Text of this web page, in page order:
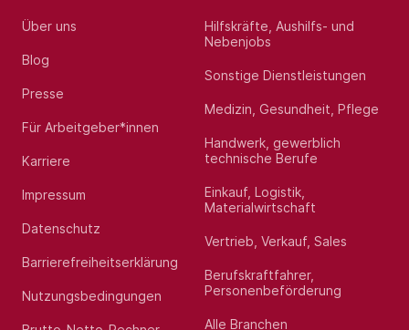
Über uns
Blog
Presse
Für Arbeitgeber*innen
Karriere
Impressum
Datenschutz
Barrierefreiheitserklärung
Nutzungsbedingungen
Hilfskräfte, Aushilfs- und
Nebenjobs
Sonstige Dienstleistungen
Medizin, Gesundheit, Pflege
Handwerk, gewerblich
technische Berufe
Einkauf, Logistik,
Materialwirtschaft
Vertrieb, Verkauf, Sales
Berufskraftfahrer,
Personenbeförderung
Alle Branchen